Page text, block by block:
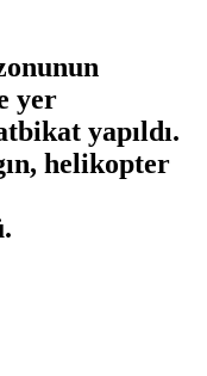
yer
yapıldı.
helikopter